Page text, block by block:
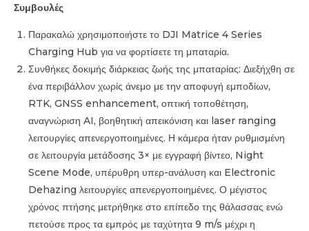
Συμβουλές
Παρακαλώ χρησιμοποιήστε το DJI Matrice 4 Series
Charging Hub για να φορτίσετε τη μπαταρία.
Συνθήκες δοκιμής διάρκειας ζωής της μπαταρίας: Διεξήχθη σε
ένα περιβάλλον χωρίς άνεμο με την αποφυγή εμποδίων,
RTK, GNSS enhancement, οπτική τοποθέτηση,
αναγνώριση AI, βοηθητική απεικόνιση και laser ranging
λειτουργίες απενεργοποιημένες. Η κάμερα ήταν ρυθμισμένη
σε λειτουργία μετάδοσης 3× με εγγραφή βίντεο, Night
Scene Mode, υπέρυθρη υπερ-ανάλυση και Electronic
Dehazing λειτουργίες απενεργοποιημένες. Ο μέγιστος
χρόνος πτήσης μετρήθηκε στο επίπεδο της θάλασσας ενώ
πετούσε προς τα εμπρός με ταχύτητα 9 m/s μέχρι η